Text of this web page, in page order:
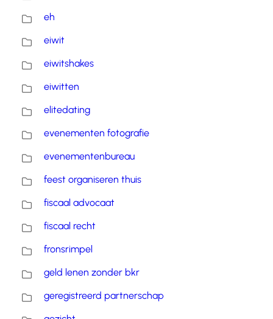
eh
eiwit
eiwitshakes
eiwitten
elitedating
evenementen fotografie
evenementenbureau
feest organiseren thuis
fiscaal advocaat
fiscaal recht
fronsrimpel
geld lenen zonder bkr
geregistreerd partnerschap